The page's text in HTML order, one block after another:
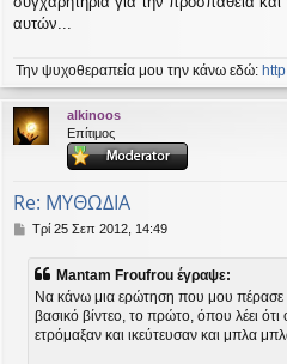
αυτών...
Την ψυχοθεραπεία μου την κάνω εδώ:
alkinoos
Επίτιμος
Re: ΜΥΘΩΔΙΑ
ΔΤρί 25 Σεπ 2012, 14:49
Mantam Froufrou έγραψε:
Να κάνω μια ερώτηση που μου πέρασε
βασικό βίντεο, το πρώτο, όπου λέει ότι
ετρόμαξαν και ικεύτευσαν και μπλα